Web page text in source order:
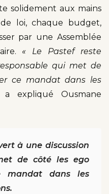
solidement aux mains
loi, chaque budget,
par une Assemblée
« Le Pastef reste
qui met de
ce mandat dans les
a expliqué Ousmane
à une discussion
de côté les ego
mandat dans les